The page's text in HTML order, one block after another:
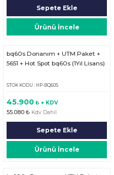
Sepete Ekle
Ürünü İncele
bq60s Donanım + UTM Paket +
5651 + Hot Spot bq60s (1Yıl Lisans)
STOK KODU : HP-BQ60S
45.900 ₺ + KDV
55.080 ₺ Kdv Dahil
Sepete Ekle
Ürünü İncele